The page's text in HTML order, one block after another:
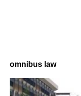
omnibus law